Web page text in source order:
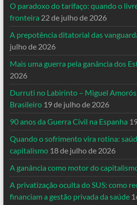
O paradoxo do tarifaço: quando o
fronteira 22 de julho de 2026
A prepotência ditatorial das
julho de 2026
Mais uma guerra pela ganância dos
2026
Durruti no Labirinto – Miguel
Brasileiro 19 de julho de 2026
90 anos da Guerra Civil na Espanha
Quando o sofrimento vira rotina:
capitalismo 18 de julho de 2026
A ganância como motor do
A privatização oculta do SUS: como
financiam a gestão privada da saúde